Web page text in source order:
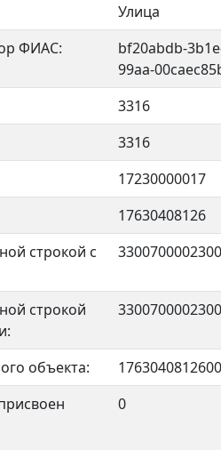
Улица
ФИАС:
bf20abdb-
99aa-
3316
3316
17230000017
17630408126
строкой с
строкой
объекта:
0